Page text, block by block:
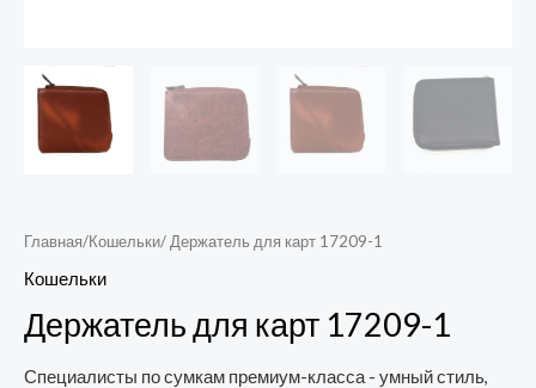
Главная/Кошельки/ Держатель для карт 17209-1
Кошельки
Держатель для карт 17209-1
Специалисты по сумкам премиум-класса - умный стиль,